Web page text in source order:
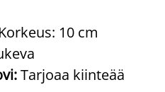
10 cm
Tarjoaa kiinteää